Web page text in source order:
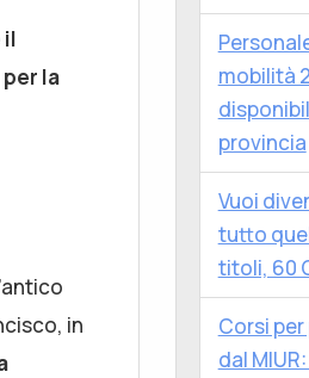
il
la
in
mobilità
provincia
Vuoi
tutto
titoli, 60
Corsi
dal